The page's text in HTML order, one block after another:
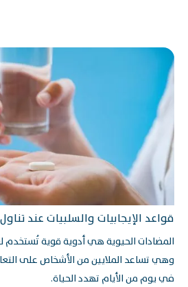
قواعد الإيجابيات والسلبيات عند
المضادات الحيوية هي أدوية قوية تُستخدم
وهي تساعد الملايين من الأشخاص على
في يوم من الأيام تهدد الحياة.